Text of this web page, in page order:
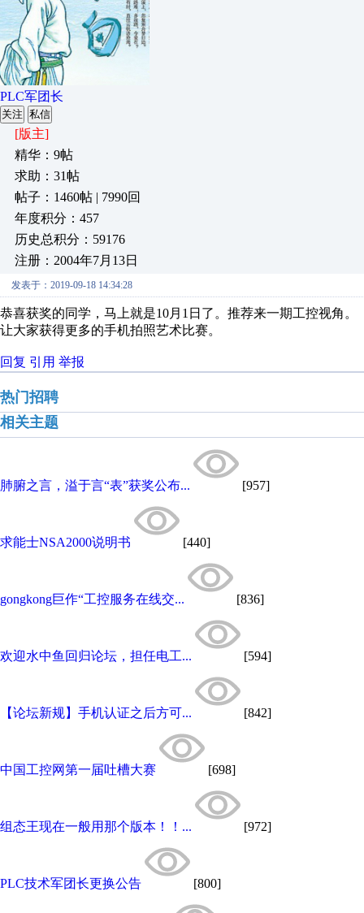
PLC军团长
关注 私信
[版主]
精华：9帖
求助：31帖
帖子：1460帖 | 7990回
年度积分：457
历史总积分：59176
注册：2004年7月13日
发表于：2019-09-18 14:34:28
恭喜获奖的同学，马上就是10月1日了。推荐来一期工控视角。
让大家获得更多的手机拍照艺术比赛。
回复 引用 举报
热门招聘
相关主题
肺腑之言，溢于言“表”获奖公布... [957]
求能士NSA2000说明书 [440]
gongkong巨作“工控服务在线交... [836]
欢迎水中鱼回归论坛，担任电工... [594]
【论坛新规】手机认证之后方可... [842]
中国工控网第一届吐槽大赛 [698]
组态王现在一般用那个版本！！... [972]
PLC技术军团长更换公告 [800]